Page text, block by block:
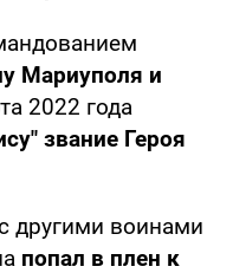
Мариуполя и
2022 года
звание Героя
другими воинами
попал в плен к